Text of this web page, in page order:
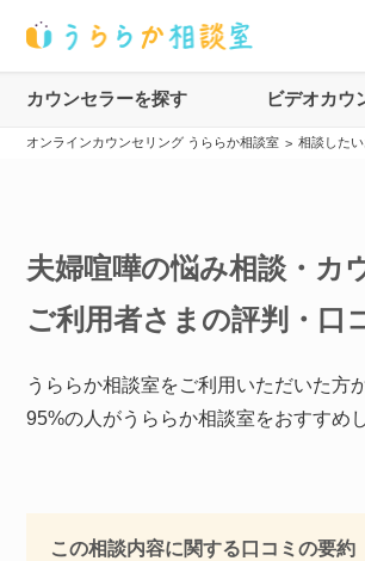
カウンセラーを探す ビデオカウ
オンラインカウンセリング うららか相談室 > 相談した
夫婦喧嘩の悩み相談・カ
ご利用者さまの評判・口
うららか相談室をご利用いただいた方
95%の人がうららか相談室をおすすめ
この相談内容に関する口コミの要約